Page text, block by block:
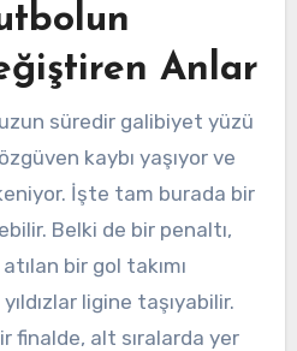
Anlar
süredir galibiyet yüzü
kaybı yaşıyor ve
İşte tam burada bir
Belki de bir penaltı,
bir gol takımı
ligine taşıyabilir.
finalde, alt sıralarda yer